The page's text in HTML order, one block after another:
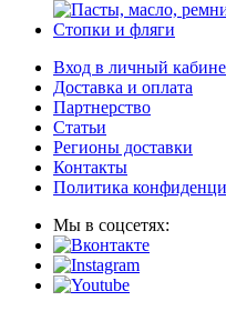
Стопки и фляги
Вход в личный
Доставка и оплата
Партнерство
Статьи
Регионы доставки
Контакты
Политика
Мы в соцсетях: